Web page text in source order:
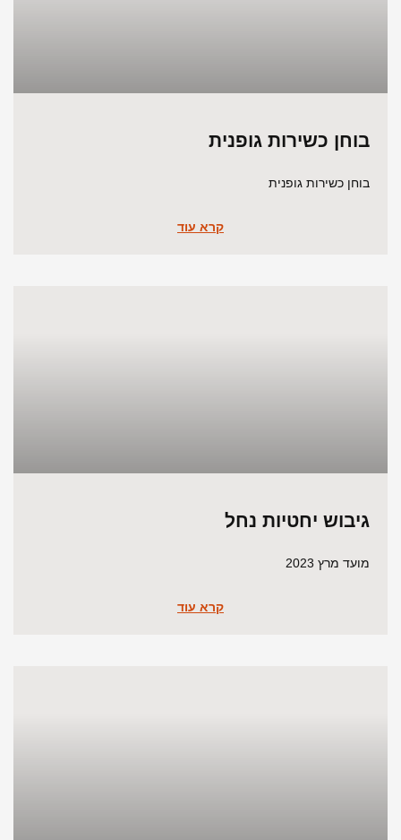
בוחן כשירות גופנית
בוחן כשירות גופנית
קרא עוד
גיבוש יחטיות נחל
מועד מרץ 2023
קרא עוד